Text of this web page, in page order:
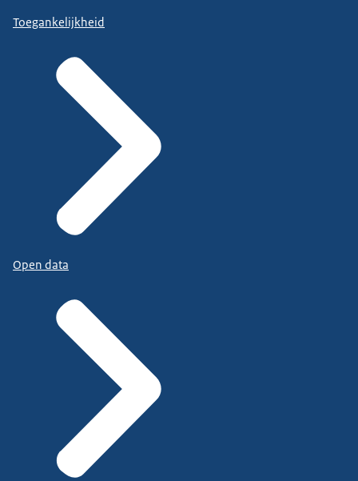
Toegankelijkheid
Open data